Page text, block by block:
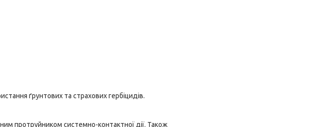
ґрунтових та страхових гербіцидів.
протруйником системно-контактної дії. Також